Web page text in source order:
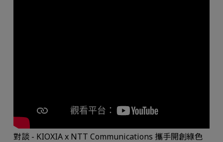
對談 - KIOXIA x NTT Communications 攜手開創綠色